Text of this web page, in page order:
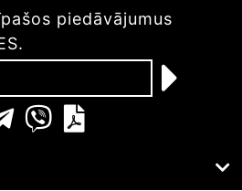
piedāvājumus